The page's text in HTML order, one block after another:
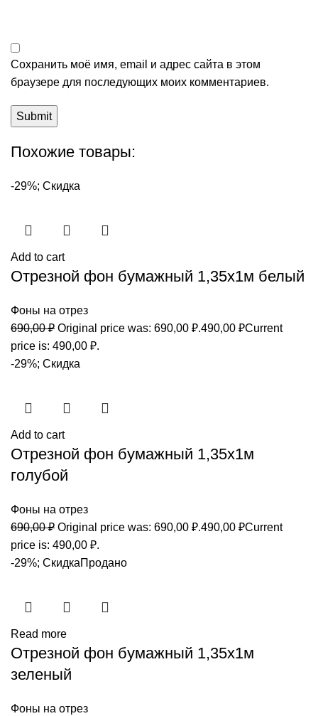
Сохранить моё имя, email и адрес сайта в этом
браузере для последующих моих комментариев.
Похожие товары:
-29%; Скидка
Add to cart
Отрезной фон бумажный 1,35х1м белый
Фоны на отрез
690,00₽ Original price was: 690,00 ₽.490,00 ₽Current
price is: 490,00 ₽.
-29%; Скидка
Add to cart
Отрезной фон бумажный 1,35х1м
голубой
Фоны на отрез
690,00₽ Original price was: 690,00 ₽.490,00 ₽Current
price is: 490,00 ₽.
-29%; СкидкаПродано
Read more
Отрезной фон бумажный 1,35х1м
зеленый
Фоны на отрез